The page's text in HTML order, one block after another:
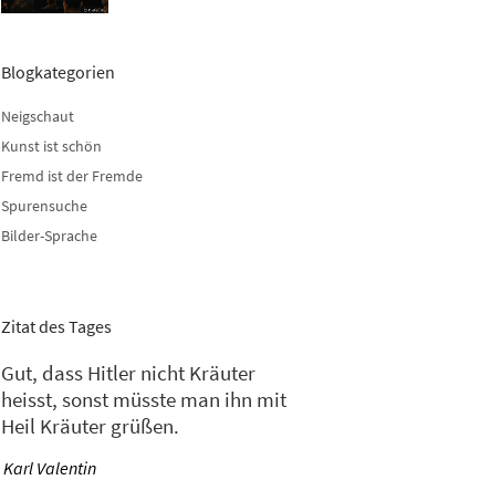
Blogkategorien
Neigschaut
Kunst ist schön
Fremd ist der Fremde
Spurensuche
Bilder-Sprache
Zitat des Tages
Gut, dass Hitler nicht Kräuter
heisst, sonst müsste man ihn mit
Heil Kräuter grüßen.
—
Karl Valentin